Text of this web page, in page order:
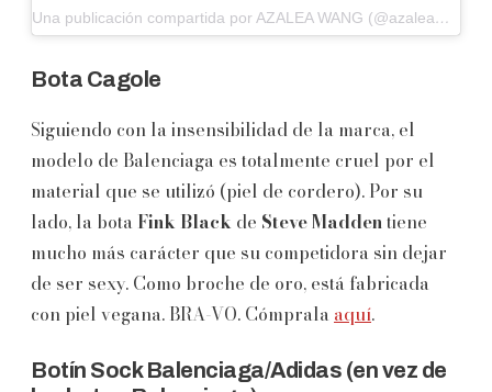
Una publicación compartida por AZALEA WANG (@azaleawangofficial)
Bota Cagole
Siguiendo con la insensibilidad de la marca, el
modelo de Balenciaga es totalmente cruel por el
material que se utilizó (piel de cordero). Por su
lado, la bota Fink Black de Steve Maddentiene
mucho más carácter que su competidora sin dejar
de ser sexy. Como broche de oro, está fabricada
con piel vegana. BRA-VO. Cómprala aquí.
Botín Sock Balenciaga/Adidas (en vez de